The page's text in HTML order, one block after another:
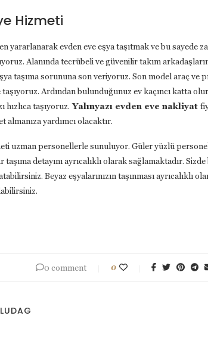
Hizmeti
yararlanarak evden eve eşya taşıtmak ve bu sayede
Alanında tecrübeli ve güvenilir takım
taşıma sorununa son veriyoruz. Son model araç
taşıyoruz. Ardından bulunduğunuz ev kaçıncı katta
hızlıca taşıyoruz. Yalınyazı evden eve nakliyat
almanıza yardımcı olacaktır.
uzman personellerle sunuluyor. Güler yüzlü
detayını ayrıcalıklı olarak sağlamaktadır.
Beyaz eşyalarınızın taşınması ayrıcalıklı
0 comment 0